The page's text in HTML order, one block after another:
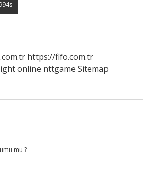
https://fifo.com.tr
online nttgame Sitemap
mu ?